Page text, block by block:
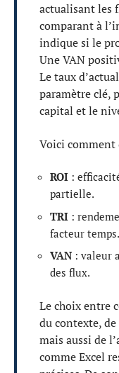
actualisant les
comparant à
indique si le
Une VAN
Le taux
paramètre clé,
capital et le
Voici
ROI :
partielle.
TRI :
facteur temps.
VAN : valeur
des flux.
Le choix entre
du contexte,
mais aussi de
comme Excel